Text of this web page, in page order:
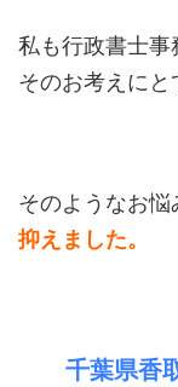
私も行政書士事
そのお考えにと
そのようなお悩
抑えました。
千葉県香